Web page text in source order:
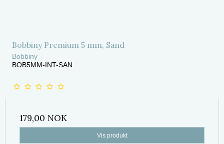
Bobbiny Premium 5 mm, Sand
Bobbiny
BOB5MM-INT-SAN
179,00 NOK
Vis produkt